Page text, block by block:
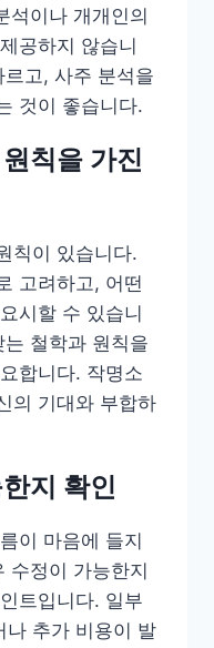
석이나 개개인의
공하지 않습니
고, 사주 분석을
것이 좋습니다.
칙을 가진
칙이 있습니다.
고려하고, 어떤
시할 수 있습니
철학과 원칙을
합니다. 작명소
의 기대와 부합하
지 확인
이 마음에 들지
수정이 가능한지
트입니다. 일부
나 추가 비용이 발